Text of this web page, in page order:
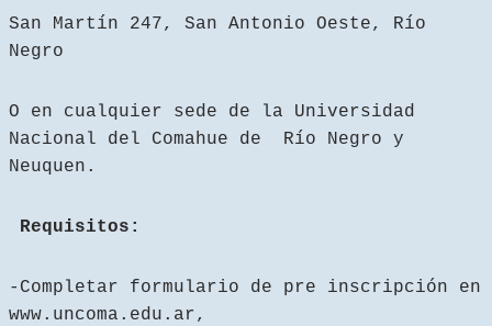
San Martín 247, San Antonio Oeste, Río
Negro
O en cualquier sede de la Universidad
Nacional del Comahue de Río Negro y
Neuquen.
Requisitos:
-Completar formulario de pre inscripción en
www.uncoma.edu.ar,